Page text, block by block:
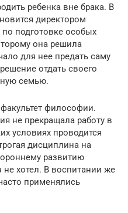
ребенка вне брака. В
директором
по подготовке особых
она решила
для нее предать саму
отдать своего
семью.
философии.
не прекращала работу в
условиях проводится
дисциплина на
развитию
не хотел. В воспитании же
применялись